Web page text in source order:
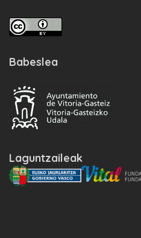
Babeslea
Laguntzaileak